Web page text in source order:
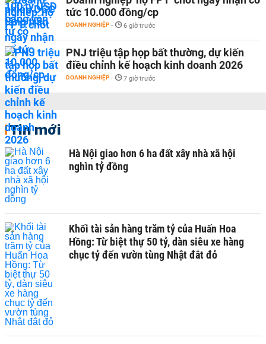
tức 10.000 đồng/cp
DOANH NGHIỆP - 6 giờ trước
PNJ triệu tập họp bất thường, dự kiến
điều chỉnh kế hoạch kinh doanh 2026
DOANH NGHIỆP - 7 giờ trước
Tin mới
Hà Nội giao hơn 6 ha đất xây nhà xã hội
nghìn tỷ đồng
Khối tài sản hàng trăm tỷ của Huấn Hoa
Hồng: Từ biệt thự 50 tỷ, dàn siêu xe hàng
chục tỷ đến vườn tùng Nhật đắt đỏ